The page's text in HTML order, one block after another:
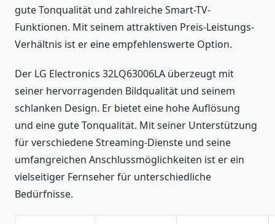
gute Tonqualität und zahlreiche Smart-TV-
Funktionen. Mit seinem attraktiven Preis-Leistungs-
Verhältnis ist er eine empfehlenswerte Option.
Der LG Electronics 32LQ63006LA überzeugt mit
seiner hervorragenden Bildqualität und seinem
schlanken Design. Er bietet eine hohe Auflösung
und eine gute Tonqualität. Mit seiner Unterstützung
für verschiedene Streaming-Dienste und seine
umfangreichen Anschlussmöglichkeiten ist er ein
vielseitiger Fernseher für unterschiedliche
Bedürfnisse.